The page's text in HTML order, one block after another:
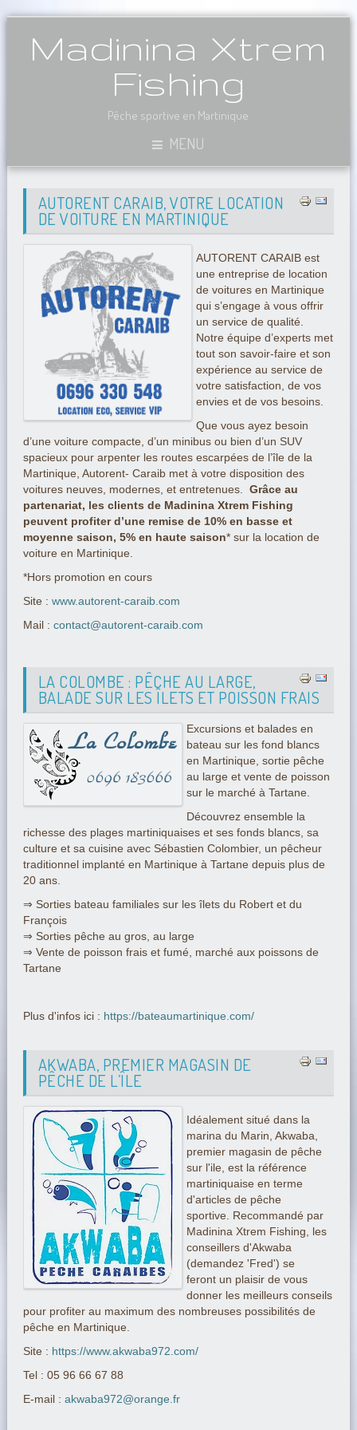
Madinina Xtrem
Fishing
Pêche sportive en Martinique
MENU
AUTORENT CARAIB, VOTRE LOCATION
DE VOITURE EN MARTINIQUE
AUTORENT CARAIB est
une entreprise de location
de voitures en Martinique
qui s’engage à vous offrir
un service de qualité.
Notre équipe d’experts met
tout son savoir-faire et son
expérience au service de
votre satisfaction, de vos
envies et de vos besoins.
Que vous ayez besoin
d’une voiture compacte, d’un minibus ou bien d’un SUV
spacieux pour arpenter les routes escarpées de l’île de la
Martinique, Autorent- Caraib met à votre disposition des
voitures neuves, modernes, et entretenues. Grâce au
partenariat, les clients de Madinina Xtrem Fishing
peuvent profiter d’une remise de 10% en basse et
moyenne saison, 5% en haute saison* sur la location de
voiture en Martinique.
*Hors promotion en cours
Site : www.autorent-caraib.com
Mail : contact@autorent-caraib.com
LA COLOMBE : PÊCHE AU LARGE,
BALADE SUR LES ÎLETS ET POISSON FRAIS
Excursions et balades en
bateau sur les fond blancs
en Martinique, sortie pêche
au large et vente de poisson
sur le marché à Tartane.
Découvrez ensemble la
richesse des plages martiniquaises et ses fonds blancs, sa
culture et sa cuisine avec Sébastien Colombier, un pêcheur
traditionnel implanté en Martinique à Tartane depuis plus de
20 ans.
⇒ Sorties bateau familiales sur les îlets du Robert et du
François
⇒ Sorties pêche au gros, au large
⇒ Vente de poisson frais et fumé, marché aux poissons de
Tartane
Plus d'infos ici : https://bateaumartinique.com/
AKWABA, PREMIER MAGASIN DE
PÊCHE DE L’ÎLE
Idéalement situé dans la
marina du Marin, Akwaba,
premier magasin de pêche
sur l'ile, est la référence
martiniquaise en terme
d'articles de pêche
sportive. Recommandé par
Madinina Xtrem Fishing, les
conseillers d'Akwaba
(demandez 'Fred') se
feront un plaisir de vous
donner les meilleurs conseils
pour profiter au maximum des nombreuses possibilités de
pêche en Martinique.
Site : https://www.akwaba972.com/
Tel : 05 96 66 67 88
E-mail : akwaba972@orange.fr